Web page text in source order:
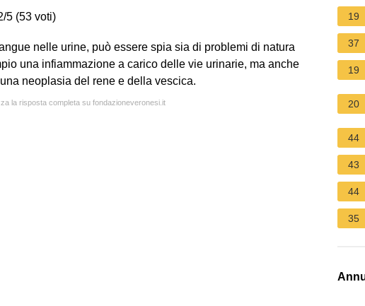
5 (53 voti)
nelle urine, può essere spia sia di problemi di natura
una infiammazione a carico delle vie urinarie, ma anche
neoplasia del rene e della vescica.
la risposta completa su fondazioneveronesi.it
19
37
19
20
44
43
44
35